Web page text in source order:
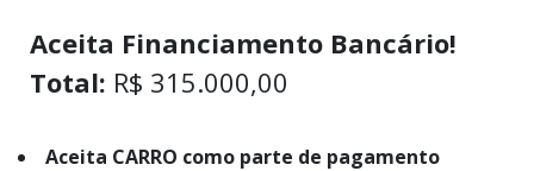
Aceita Financiamento Bancário!
Total: R$ 315.000,00
Aceita CARRO como parte de pagamento